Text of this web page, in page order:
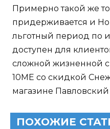
Примерно такой же
придерживается и
льготный период по
доступен для
сложной жизненной
10ME со скидкой
магазине
ПОХОЖИЕ